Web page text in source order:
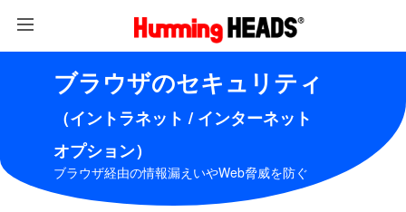
ブラウザのセキュリティ
（イントラネット / インターネット
オプション）
ブラウザ経由の情報漏えいやWeb脅威を防ぐ